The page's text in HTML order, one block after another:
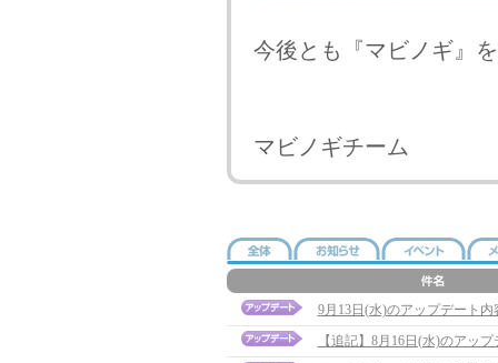
今後とも『マビノギ』
マビノギチーム
9月13日(水)のアップデート内
【追記】8月16日(水)のアッ